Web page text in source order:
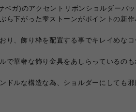
ガ)のアクセントリボンショルダーバッ
ら下がった雫ストーンがポイントの新
り、飾り枠を配置する事でキレイめなコ
で華奢な飾り金具をあしらっているのも
ドルな構造な為、ショルダーにしても邪